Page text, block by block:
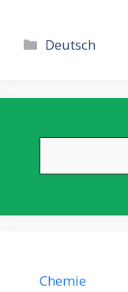
Kategorien
Deutsch
Chemie